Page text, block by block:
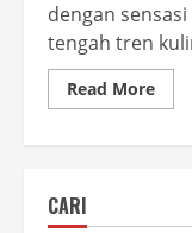
dengan
tengah tren
Read MoreRead
more
CARI